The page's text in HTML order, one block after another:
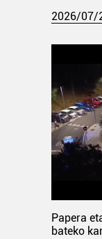
2026/07/
Papera
bateko